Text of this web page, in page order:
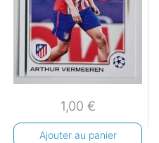
1,00 €
Ajouter au panier